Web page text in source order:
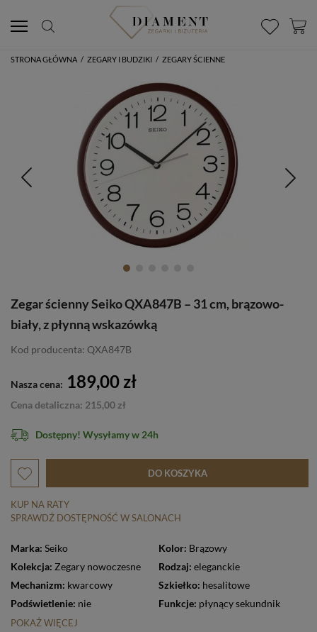
STRONA GŁÓWNA / ZEGARY I BUDZIKI / ZEGARY ŚCIENNE
Zegar ścienny Seiko QXA847B – 31 cm, brązowo-
biały, z płynną wskazówką
Kod producenta: QXA847B
Nasza cena: 189,00 zł
Cena detaliczna: 215,00 zł
Dostępny! Wysyłamy w 24h
DO KOSZYKA
KUP NA RATY
SPRAWDŹ DOSTĘPNOŚĆ W SALONACH
Marka: Seiko Kolor: Brązowy
Kolekcja: Zegary nowoczesne Rodzaj: eleganckie
Mechanizm: kwarcowy Szkiełko: hesalitowe
Podświetlenie: nie Funkcje: płynący sekundnik
POKAŻ WIĘCEJ